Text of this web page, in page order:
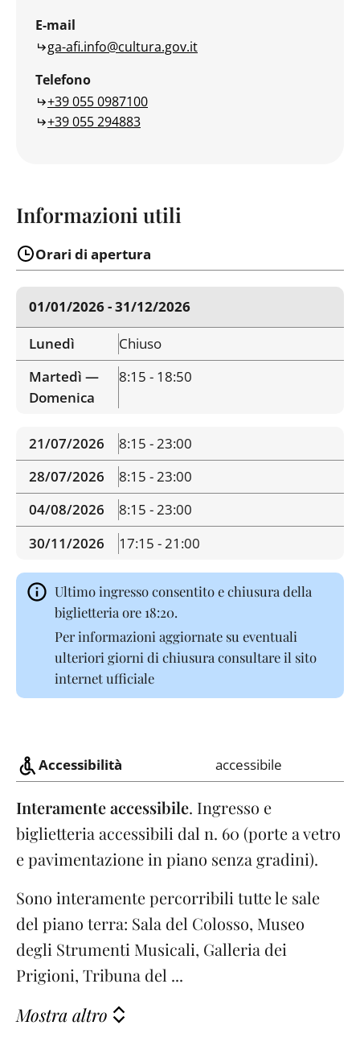
E-mail
ga-afi.info@cultura.gov.it
Telefono
+39 055 0987100
+39 055 294883
Informazioni utili
Orari di apertura
01/01/2026 - 31/12/2026
Lunedì
Chiuso
Martedì —
Domenica
8:15 - 18:50
21/07/2026
8:15 - 23:00
28/07/2026
8:15 - 23:00
04/08/2026
8:15 - 23:00
30/11/2026
17:15 - 21:00
Ultimo ingresso consentito e chiusura della
biglietteria ore 18:20.
Per informazioni aggiornate su eventuali
ulteriori giorni di chiusura consultare il sito
internet ufficiale
Accessibilità accessibile
Interamente accessibile. Ingresso e
biglietteria accessibili dal n. 60 (porte a vetro
e pavimentazione in piano senza gradini).
Sono interamente percorribili tutte le sale
del piano terra: Sala del Colosso, Museo
degli Strumenti Musicali, Galleria dei
Prigioni, Tribuna del ...
Mostra altro